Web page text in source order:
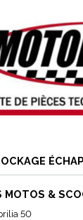
MOTOS &
50